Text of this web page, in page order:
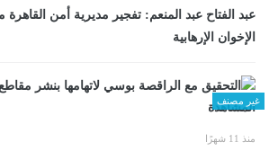
عبد الفتاح عبد المنعم: تفجير مديرية أمن
الإخوان الإرهابية
غير مصنف
منذ 11 شهرًا